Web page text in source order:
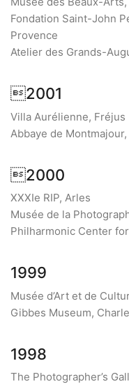
Fondation Saint-John
Provence
Atelier des Grands-
2001
Villa Aurélienne, Fréjus
Abbaye de
2000
XXXIe RIP, Arles
Musée de la
Philharmonic Center
1999
Musée d’Art et de
Gibbes Museum,
1998
The Photographer’s